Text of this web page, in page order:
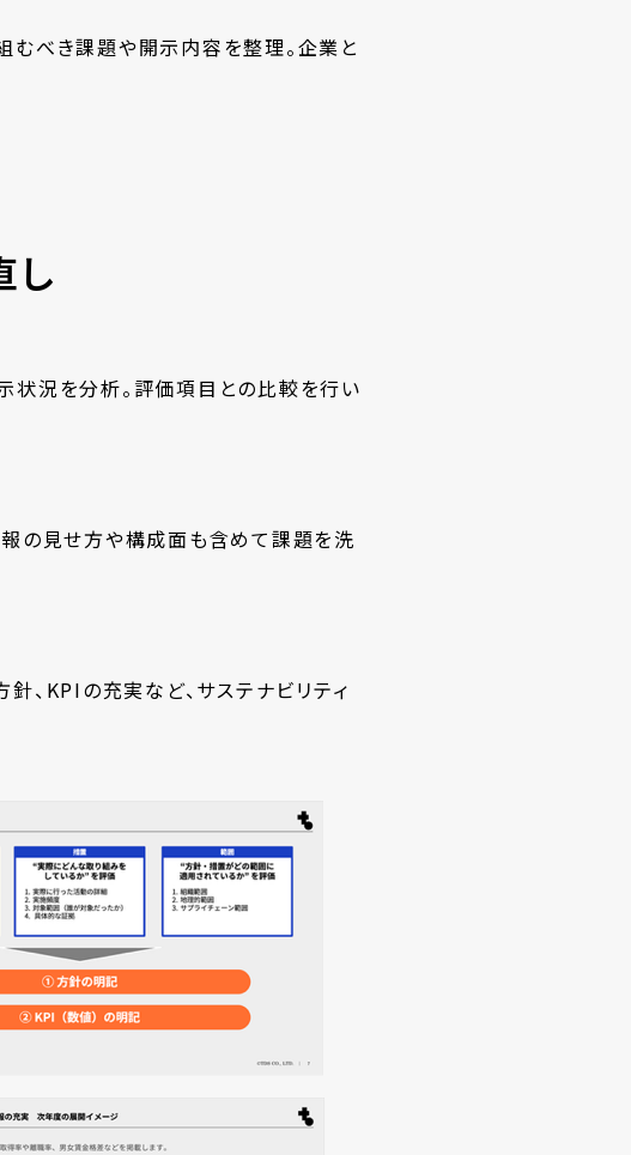
むべき課題や開示内容を整理。企業と
し
状況を分析。評価項目との比較を行い
の見せ方や構成面も含めて課題を洗
、KPIの充実など、サステナビリティ